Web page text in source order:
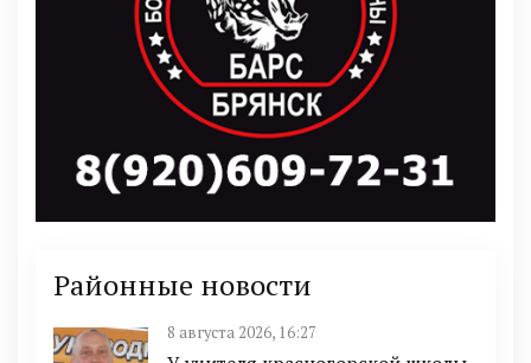
Районные новости
8 августа 2026, 16:27